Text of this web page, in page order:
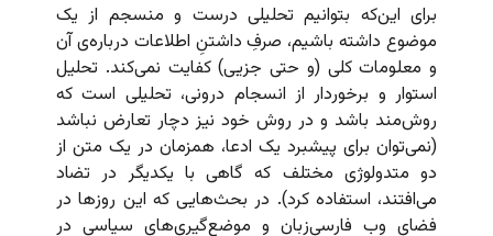
برای این‌که بتوانیم تحلیلی درست و منسجم از یک
موضوع داشته باشیم، صرفِ داشتنِ اطلاعات درباره‌ی آن
و معلومات کلی (و حتی جزیی) کفایت نمی‌کند. تحلیل
استوار و برخوردار از انسجام درونی، تحلیلی است که
روش‌مند باشد و در روش خود نیز دچار تعارض نباشد
(نمی‌توان برای پیشبرد یک ادعا، همزمان در یک متن از
دو متدولوژی مختلف که گاهی با یکدیگر در تضاد
می‌افتند، استفاده کرد). در بحث‌هایی که این روزها در
فضای وب فارسی‌زبان و موضع‌گیری‌های سیاسی در